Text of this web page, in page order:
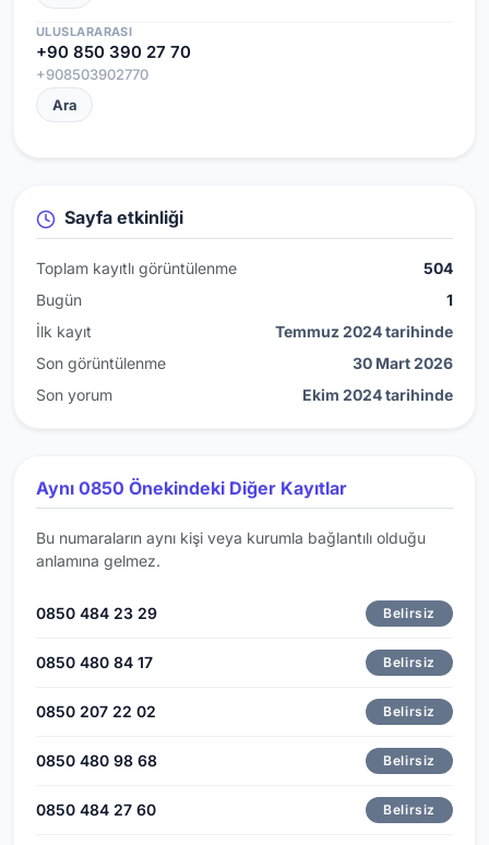
ULUSLARARASI
+90 850 390 27 70
+908503902770
Ara
Sayfa etkinliği
Toplam kayıtlı görüntülenme
504
Bugün
1
İlk kayıt
Temmuz 2024 tarihinde
Son görüntülenme
30 Mart 2026
Son yorum
Ekim 2024 tarihinde
Aynı 0850 Önekindeki Diğer Kayıtlar
Bu numaraların aynı kişi veya kurumla bağlantılı olduğu
anlamına gelmez.
0850 484 23 29 Belirsiz
0850 480 84 17 Belirsiz
0850 207 22 02 Belirsiz
0850 480 98 68 Belirsiz
0850 484 27 60 Belirsiz